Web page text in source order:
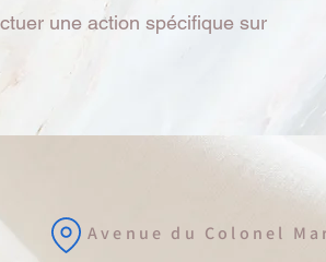
une action spécifique sur
Avenue du Colonel